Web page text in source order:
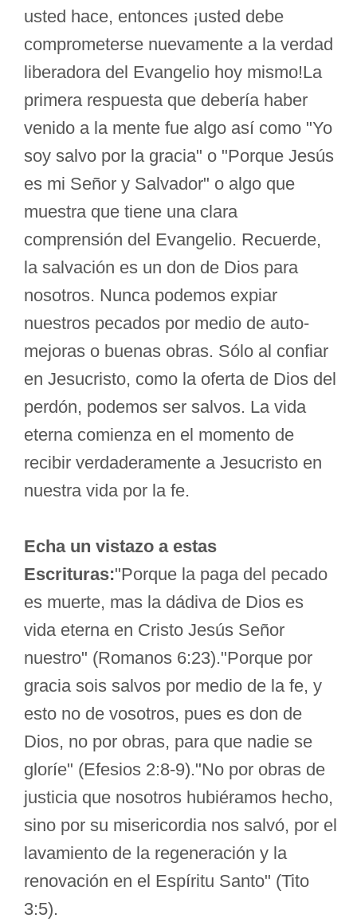
usted hace, entonces ¡usted debe
comprometerse nuevamente a la verdad
liberadora del Evangelio hoy mismo!La
primera respuesta que debería haber
venido a la mente fue algo así como "Yo
soy salvo por la gracia" o "Porque Jesús
es mi Señor y Salvador" o algo que
muestra que tiene una clara
comprensión del Evangelio. Recuerde,
la salvación es un don de Dios para
nosotros. Nunca podemos expiar
nuestros pecados por medio de auto-
mejoras o buenas obras. Sólo al confiar
en Jesucristo, como la oferta de Dios del
perdón, podemos ser salvos. La vida
eterna comienza en el momento de
recibir verdaderamente a Jesucristo en
nuestra vida por la fe.
Echa un vistazo a estas
Escrituras:"Porque la paga del pecado
es muerte, mas la dádiva de Dios es
vida eterna en Cristo Jesús Señor
nuestro" (Romanos 6:23)."Porque por
gracia sois salvos por medio de la fe, y
esto no de vosotros, pues es don de
Dios, no por obras, para que nadie se
gloríe" (Efesios 2:8-9)."No por obras de
justicia que nosotros hubiéramos hecho,
sino por su misericordia nos salvó, por el
lavamiento de la regeneración y la
renovación en el Espíritu Santo" (Tito
3:5).